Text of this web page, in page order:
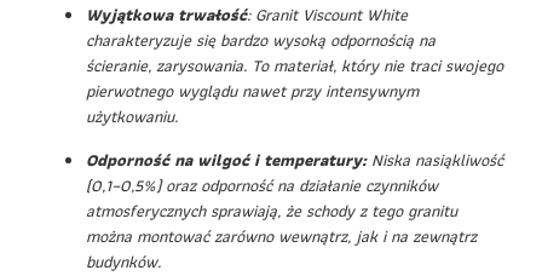
Wyjątkowa trwałość: Granit Viscount White
charakteryzuje się bardzo wysoką odpornością na
ścieranie, zarysowania. To materiał, który nie traci swojego
pierwotnego wyglądu nawet przy intensywnym
użytkowaniu.
Odporność na wilgoć i temperatury:Niska nasiąkliwość
(0,1–0,5%) oraz odporność na działanie czynników
atmosferycznych sprawiają, że schody z tego granitu
można montować zarówno wewnątrz, jak i na zewnątrz
budynków.